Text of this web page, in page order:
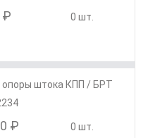
₽ 0 шт.
опоры штока КПП / БРТ
₽ 0 шт.